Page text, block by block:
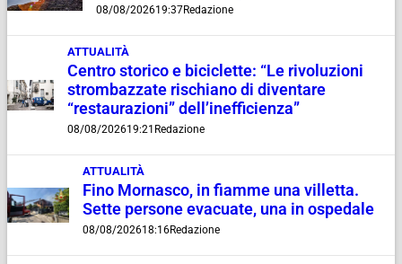
08/08/202619:37Redazione
ATTUALITÀ
Centro storico e biciclette: “Le rivoluzioni
strombazzate rischiano di diventare
“restaurazioni” dell’inefficienza”
08/08/202619:21 Redazione
ATTUALITÀ
Fino Mornasco, in fiamme una villetta.
Sette persone evacuate, una in ospedale
08/08/202618:16Redazione